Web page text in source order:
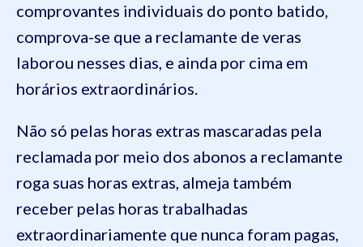
comprovantes individuais do ponto batido,
comprova-se que a reclamante de veras
laborou nesses dias, e ainda por cima em
horários extraordinários.
Não só pelas horas extras mascaradas pela
reclamada por meio dos abonos a reclamante
roga suas horas extras, almeja também
receber pelas horas trabalhadas
extraordinariamente que nunca foram pagas,